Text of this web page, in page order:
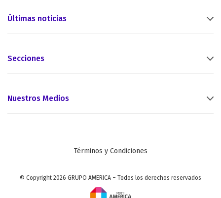
Últimas noticias
Secciones
Nuestros Medios
Términos y Condiciones
© Copyright 2026 GRUPO AMERICA – Todos los derechos reservados